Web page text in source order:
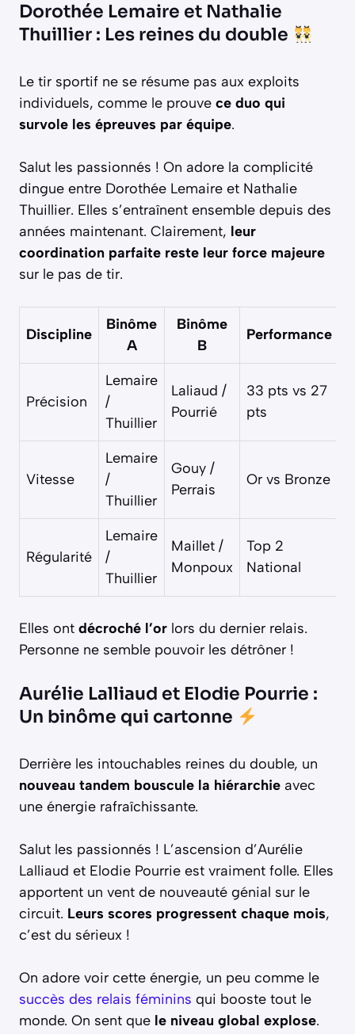
Dorothée Lemaire et Nathalie
Thuillier : Les reines du double
Le tir sportif ne se résume pas aux exploits
individuels, comme le prouve ce duo qui
survole les épreuves par équipe.
Salut les passionnés ! On adore la complicité
dingue entre Dorothée Lemaire et Nathalie
Thuillier. Elles s’entraînent ensemble depuis des
années maintenant. Clairement, leur
coordination parfaite reste leur force majeure
sur le pas de tir.
Discipline
Binôme
A
Binôme
B
Performance
Précision
Lemaire
/
Thuillier
Laliaud /
Pourrié
33 pts vs 27
pts
Vitesse
Lemaire
/
Thuillier
Gouy /
Perrais
Or vs Bronze
Régularité
Lemaire
/
Thuillier
Maillet /
Monpoux
Top 2
National
Elles ont décroché l’or lors du dernier relais.
Personne ne semble pouvoir les détrôner !
Aurélie Lalliaud et Elodie Pourrie :
Un binôme qui cartonne
Derrière les intouchables reines du double, un
nouveau tandem bouscule la hiérarchie avec
une énergie rafraîchissante.
Salut les passionnés ! L’ascension d’Aurélie
Lalliaud et Elodie Pourrie est vraiment folle. Elles
apportent un vent de nouveauté génial sur le
circuit. Leurs scores progressent chaque mois,
c’est du sérieux !
On adore voir cette énergie, un peu comme le
succès des relais féminins qui booste tout le
monde. On sent que le niveau global explose.